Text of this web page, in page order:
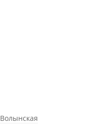
Волынская